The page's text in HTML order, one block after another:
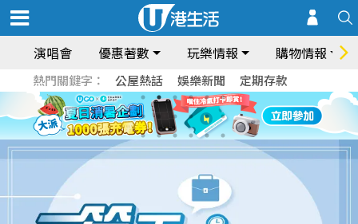
演唱會 優惠著數 玩樂情報 購物情報
熱門關鍵字： 公屋熱話 娛樂新聞 定期存款